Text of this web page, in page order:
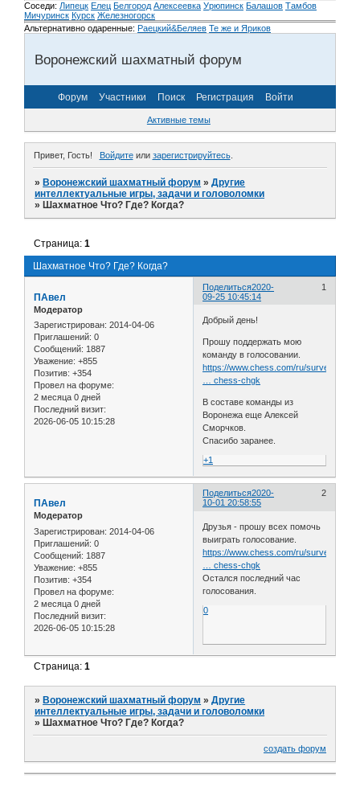
Соседи: Липецк Елец Белгород Алексеевка Урюпинск Балашов Тамбов
Мичуринск Курск Железногорск
Альтернативно одаренные: Раецкий&Беляев Те же и Яриков
Воронежский шахматный форум
Форум Участники Поиск Регистрация Войти
Активные темы
Привет, Гость! Войдитеили зарегистрируйтесь.
»Воронежский шахматный форум »Другие
интеллектуальные игры, задачи и головоломки
»Шахматное Что? Где? Когда?
Шахматное Что? Где? Когда?
Страница:1
Поделиться 1
2020-
09-25 10:45:14
ПАвел
Модератор
Зарегистрирован: 2014-04-06
Приглашений: 0
Сообщений: 1887
Уважение: +855
Позитив: +354
Провел на форуме:
2 месяца 0 дней
Последний визит:
2026-06-05 10:15:28
Добрый день!
Прошу поддержать мою
команду в голосовании.
https://www.chess.com/ru/survey/
… chess-chgk
В составе команды из
Воронежа еще Алексей
Сморчков.
Спасибо заранее.
+1
Поделиться 2
2020-
10-01 20:58:55
ПАвел
Модератор
Зарегистрирован: 2014-04-06
Приглашений: 0
Сообщений: 1887
Уважение: +855
Позитив: +354
Провел на форуме:
2 месяца 0 дней
Последний визит:
2026-06-05 10:15:28
Друзья - прошу всех помочь
выиграть голосование.
https://www.chess.com/ru/survey/
… chess-chgk
Остался последний час
голосования.
0
Страница:1
» Воронежский шахматный форум »Другие
интеллектуальные игры, задачи и головоломки
» Шахматное Что? Где? Когда?
создать форум